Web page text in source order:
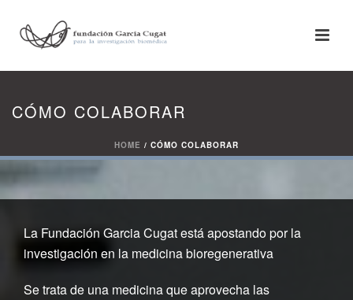
CÓMO COLABORAR
HOME / CÓMO COLABORAR
La Fundación Garcia Cugat está apostando por la
investigación en la medicina bioregenerativa
Se trata de una medicina que aprovecha las